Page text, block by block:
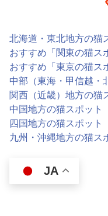
北海道・東北地方の猫
おすすめ「関東の猫ス
おすすめ「東京の猫ス
中部（東海・甲信越・
関西（近畿）地方の猫
中国地方の猫スポット
四国地方の猫スポット
九州・沖縄地方の猫ス
JA